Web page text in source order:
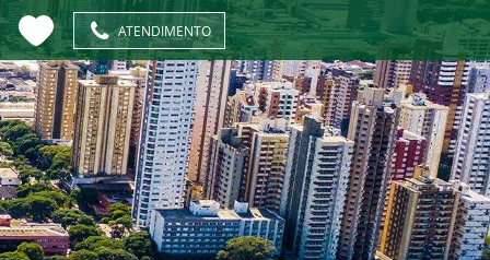
ATENDIMENTO